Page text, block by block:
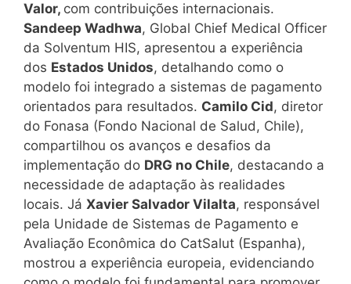
Valor, com contribuições internacionais.
Sandeep Wadhwa, Global Chief Medical Officer
da Solventum HIS, apresentou a experiência
dos Estados Unidos, detalhando como o
modelo foi integrado a sistemas de pagamento
orientados para resultados. Camilo Cid, diretor
do Fonasa (Fondo Nacional de Salud, Chile),
compartilhou os avanços e desafios da
implementação do DRG no Chile, destacando a
necessidade de adaptação às realidades
locais. Já Xavier Salvador Vilalta, responsável
pela Unidade de Sistemas de Pagamento e
Avaliação Econômica do CatSalut (Espanha),
mostrou a experiência europeia, evidenciando